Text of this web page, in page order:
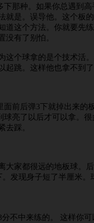
那种。如果你总遇到
就是。误导他。这个板
道这个方法。你就要先
没有了别怕。
这个球拿的是个技术活
起跳。这样他也拿不到
前后弹3下就掉出来的
球亮了以后才可以拿。
去踩。
大家都很远的地板球。
发现身子短了半厘米。
不中来练的。 这样你